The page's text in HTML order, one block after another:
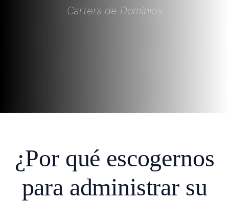
Cartera de Dominios
¿Por qué escogernos
para administrar su